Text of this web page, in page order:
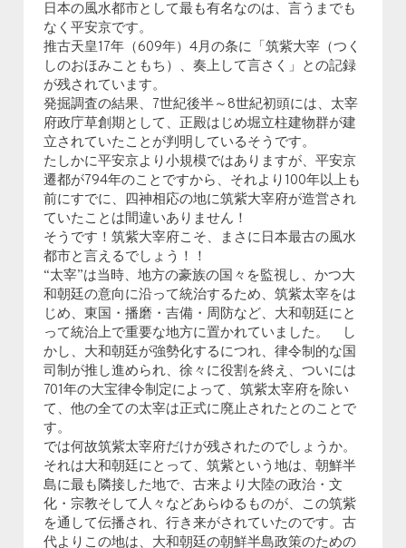
日本の風水都市として最も有名なのは、言うまでも
なく平安京です。
推古天皇17年（609年）4月の条に「筑紫大宰（つく
しのおほみこともち）、奏上して言さく」との記録
が残されています。
発掘調査の結果、7世紀後半～8世紀初頭には、太宰
府政庁草創期として、正殿はじめ堀立柱建物群が建
立されていたことが判明しているそうです。
たしかに平安京より小規模ではありますが、平安京
遷都が794年のことですから、それより100年以上も
前にすでに、四神相応の地に筑紫大宰府が造営され
ていたことは間違いありません！
そうです！筑紫大宰府こそ、まさに日本最古の風水
都市と言えるでしょう！！
“太宰”は当時、地方の豪族の国々を監視し、かつ大
和朝廷の意向に沿って統治するため、筑紫太宰をは
じめ、東国・播磨・吉備・周防など、大和朝廷にと
って統治上で重要な地方に置かれていました。 し
かし、大和朝廷が強勢化するにつれ、律令制的な国
司制が推し進められ、徐々に役割を終え、ついには
701年の大宝律令制定によって、筑紫太宰府を除い
て、他の全ての太宰は正式に廃止されたとのことで
す。
では何故筑紫太宰府だけが残されたのでしょうか。
それは大和朝廷にとって、筑紫という地は、朝鮮半
島に最も隣接した地で、古来より大陸の政治・文
化・宗教そして人々などあらゆるものが、この筑紫
を通して伝播され、行き来がされていたのです。古
代よりこの地は、大和朝廷の朝鮮半島政策のための